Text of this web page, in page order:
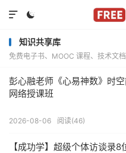


知识共享库
免费电子书、MOOC 课程、技术文
彭心融老师《心易神数》时
网络授课班
2026-08-06 阅读(46)
【成功学】超级个体访谈录8